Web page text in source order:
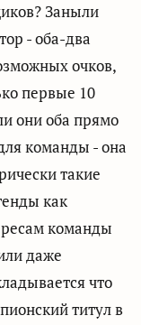
Заныли
- оба-два
очков,
первые 10
они оба прямо
команды - она
такие
как
команды
даже
что
титул в